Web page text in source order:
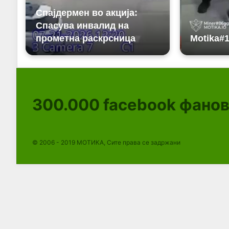
300.000 facebook
© 2006 - 2019 МОТИКА, Сите права се задржани